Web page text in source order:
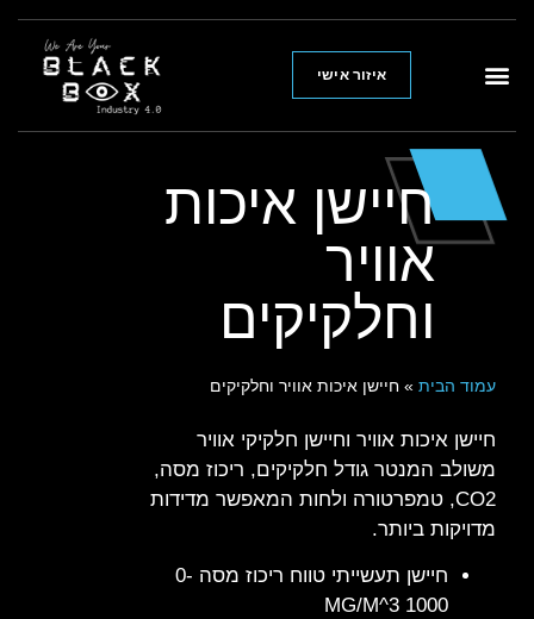
איזור אישי
חיישן איכות
אוויר
וחלקיקים
עמוד הבית » חיישן איכות אוויר וחלקיקים
חיישן איכות אוויר וחיישן חלקיקי אוויר
משולב המנטר גודל חלקיקים, ריכוז מסה,
CO2, טמפרטורה ולחות המאפשר מדידות
מדויקות ביותר.
חיישן תעשייתי טווח ריכוז מסה 0-
1000 3^ΜG/M